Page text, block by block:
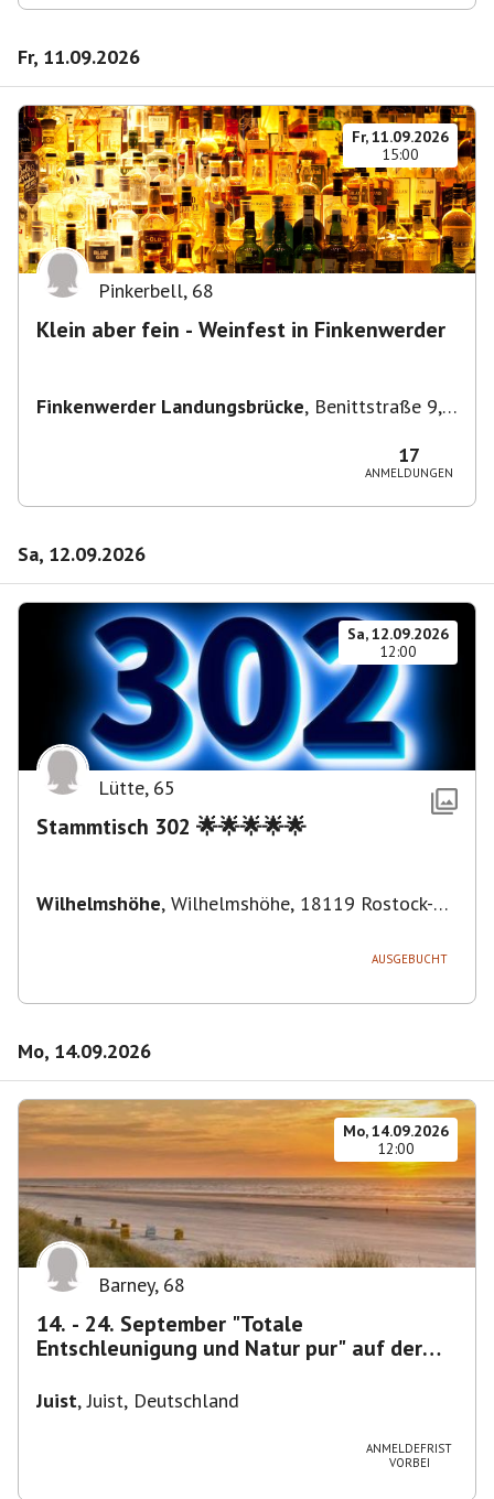
Fr, 11.09.2026
Fr, 11.09.2026
15:00
Pinkerbell, 68
Klein aber fein - Weinfest in Finkenwerder
Finkenwerder Landungsbrücke, Benittstraße 9,
17
ANMELDUNGEN
Sa, 12.09.2026
Sa, 12.09.2026
12:00
Lütte, 65
Stammtisch 302 🌟🌟🌟🌟🌟
Wilhelmshöhe, Wilhelmshöhe, 18119 Rostock-
AUSGEBUCHT
Mo, 14.09.2026
Mo, 14.09.2026
12:00
Barney, 68
14. - 24. September "Totale
Entschleunigung und Natur pur" auf der
Juist,Juist, Deutschland
ANMELDEFRIST
VORBEI